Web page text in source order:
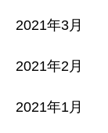
2021年3月
2021年2月
2021年1月